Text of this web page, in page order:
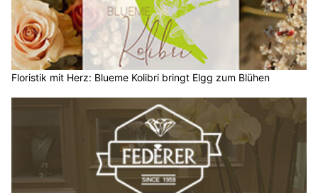
Floristik mit Herz: Blueme Kolibri bringt Elgg zum Blühen